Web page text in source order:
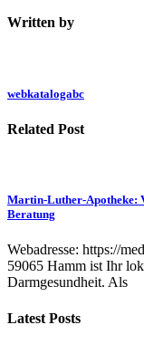
Written by
webkatalogabc
Related Post
Martin-Luther-Apotheke:
Beratung
Webadresse: https://
59065 Hamm ist Ihr
Darmgesundheit. Als
Latest Posts